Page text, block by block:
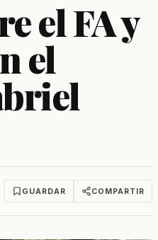
el FA y
el
GUARDAR COMPARTIR